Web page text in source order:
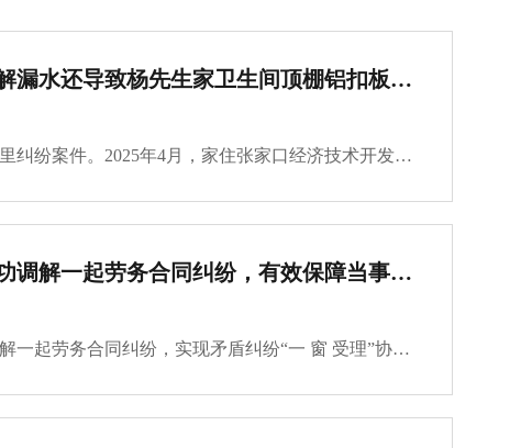
嘉兴讨账公司调解漏水还导致杨先生家卫生间顶棚铝扣板、房顶涂层等受损，维修费用预估达5300元
嘉兴讨账公司调解邻里纠纷案件。2025年4月，家住张家口经济技术开发区某小区的杨先生发现家中卫生间浴柜照明系统损坏，经物业与专业人员现场勘验，确认系楼上邻居张先生家漏水所致。漏水还导致杨先生家卫生间顶棚铝扣板、房顶涂层等受损，维修费用预估达5300元···
嘉兴催债公司成功调解一起劳务合同纠纷，有效保障当事人的合法权益
嘉兴催债公司成功调解一起劳务合同纠纷，实现矛盾纠纷“一 窗 受理”协同化解的最大效能，有效保障当事人的合法权益。布某、阿某、潘某称，陈某带三人到工地从事外架搭建作业，但仅工作10天后，因工程被转包，再无活可干，三人滞留工地10天，既无新的工作安排···